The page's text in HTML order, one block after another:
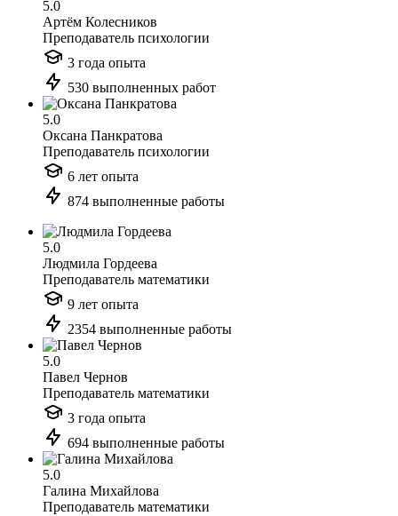
5.0
Артём Колесников
Преподаватель психологии
3 года опыта
530 выполненных работ
5.0
Оксана Панкратова
Преподаватель психологии
6 лет опыта
874 выполненные работы
5.0
Людмила Гордеева
Преподаватель математики
9 лет опыта
2354 выполненные работы
5.0
Павел Чернов
Преподаватель математики
3 года опыта
694 выполненные работы
5.0
Галина Михайлова
Преподаватель математики